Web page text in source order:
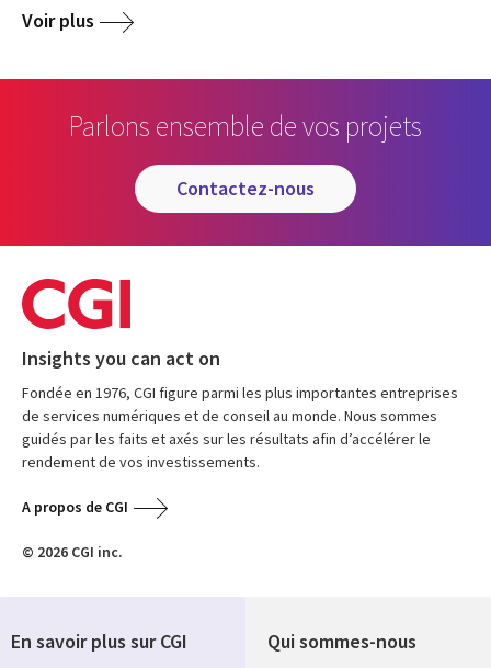
Voir plus
Parlons ensemble de vos projets
contactez-nous
Insights you can act on
Fondée en 1976, CGI figure parmi les plus importantes entreprises
de services numériques et de conseil au monde. Nous sommes
guidés par les faits et axés sur les résultats afin d’accélérer le
rendement de vos investissements.
A propos de CGI
© 2026 CGI inc.
Qui sommes-nous
En savoir plus sur CGI